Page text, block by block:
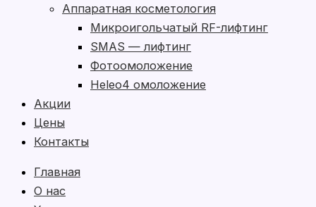
Аппаратная косметология
Микроигольчатый RF-лифтинг
SMAS — лифтинг
Фотоомоложение
Heleo4 омоложение
Акции
Цены
Контакты
Главная
О нас